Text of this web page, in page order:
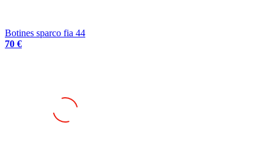
Botines sparco fia 44
70 €